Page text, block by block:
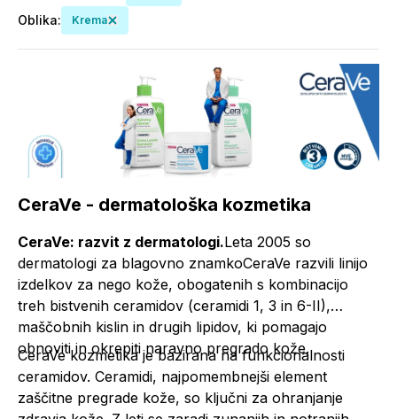
Oblika: Krema
CeraVe - dermatološka kozmetika
CeraVe: razvit z dermatologi.Leta 2005 so
dermatologi za blagovno znamkoCeraVe razvili linijo
izdelkov za nego kože, obogatenih s kombinacijo
treh bistvenih ceramidov (ceramidi 1, 3 in 6-II),
maščobnih kislin in drugih lipidov, ki pomagajo
obnoviti in okrepiti naravno pregrado kože.
CeraVe kozmetika je bazirana na funkcionalnosti
ceramidov. Ceramidi, najpomembnejši element
zaščitne pregrade kože, so ključni za ohranjanje